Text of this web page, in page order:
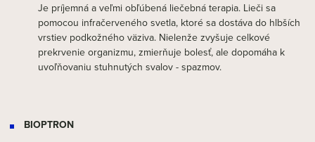
Je príjemná a veľmi obľúbená liečebná terapia. Lieči sa
pomocou infračerveného svetla, ktoré sa dostáva do hlbších
vrstiev podkožného väziva. Nielenže zvyšuje celkové
prekrvenie organizmu, zmierňuje bolesť, ale dopomáha k
uvoľňovaniu stuhnutých svalov - spazmov.
BIOPTRON